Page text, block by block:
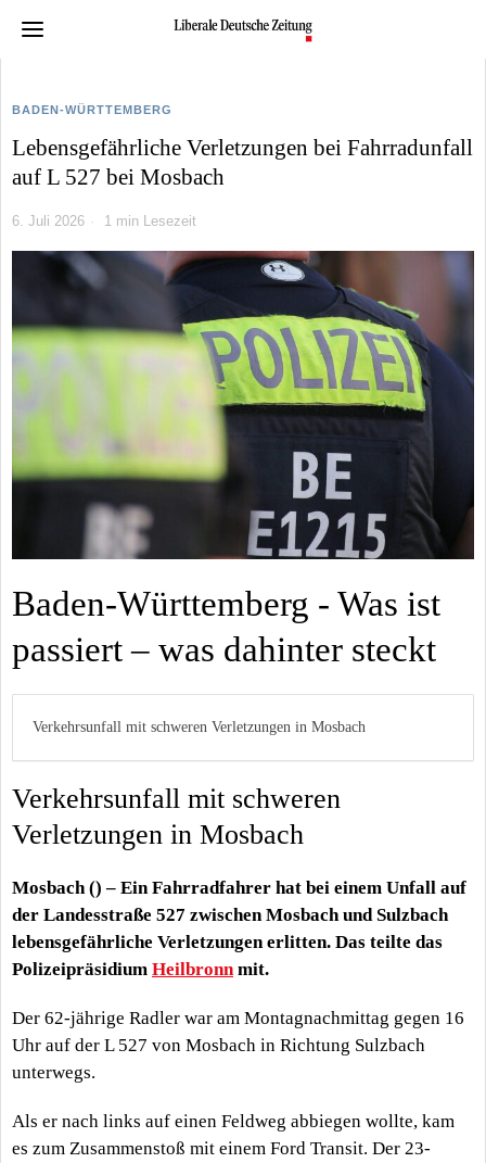
BADEN-WÜRTTEMBERG
Lebensgefährliche Verletzungen bei Fahrradunfall
auf L 527 bei Mosbach
6. Juli 2026 1 min Lesezeit
Baden-Württemberg - Was ist
passiert – was dahinter steckt
Verkehrsunfall mit schweren Verletzungen in Mosbach
Verkehrsunfall mit schweren
Verletzungen in Mosbach
Mosbach () – Ein Fahrradfahrer hat bei einem Unfall auf
der Landesstraße 527 zwischen Mosbach und Sulzbach
lebensgefährliche Verletzungen erlitten. Das teilte das
Polizeipräsidium Heilbronn mit.
Der 62-jährige Radler war am Montagnachmittag gegen 16
Uhr auf der L 527 von Mosbach in Richtung Sulzbach
unterwegs.
Als er nach links auf einen Feldweg abbiegen wollte, kam
es zum Zusammenstoß mit einem Ford Transit. Der 23-